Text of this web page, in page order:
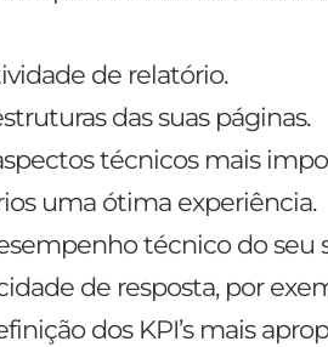
de relatório.
das suas páginas.
técnicos mais
uma ótima experiência.
técnico do seu
de resposta, por
dos KPI’s mais